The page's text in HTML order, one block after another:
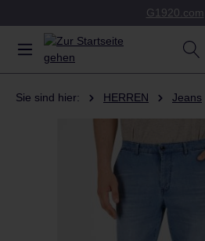
G1920.com
Sie sind hier: HERREN Jeans